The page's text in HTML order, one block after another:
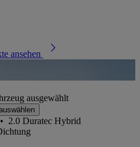
ansehen
ausgewählt
• 2.0 Duratec Hybrid